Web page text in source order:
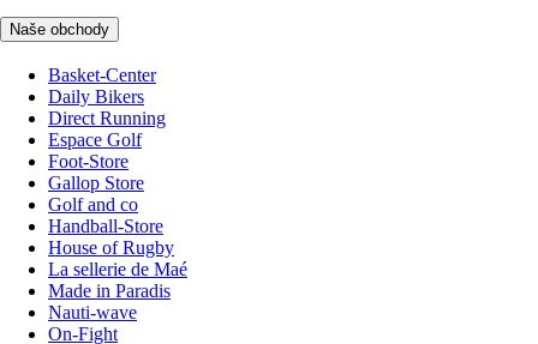
Naše obchody
Basket-Center
Daily Bikers
Direct Running
Espace Golf
Foot-Store
Gallop Store
Golf and co
Handball-Store
House of Rugby
La sellerie de Maé
Made in Paradis
Nauti-wave
On-Fight